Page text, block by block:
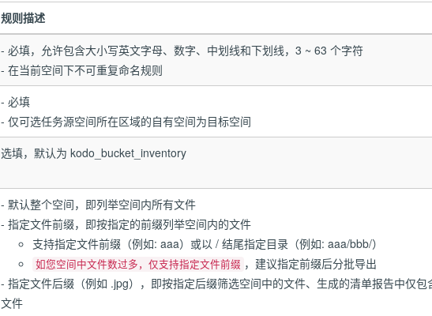
规则描述
- 必填，允许包含大小写英文字母、数字、中划线和下划线，3 ~ 63 个字符
- 在当前空间下不可重复命名规则
- 必填
- 仅可选任务源空间所在区域的自有空间为目标空间
选填，默认为 kodo_bucket_inventory
- 默认整个空间，即列举空间内所有文件
- 指定文件前缀，即按指定的前缀列举空间内的文件
支持指定文件前缀（例如: aaa）或以 / 结尾指定目录（例如: aaa/bbb/）
如您空间中文件数过多，仅支持指定文件前缀 ，建议指定前缀后分批导出
- 指定文件后缀（例如 .jpg），即按指定后缀筛选空间中的文件、生成的清单报告中仅包
文件